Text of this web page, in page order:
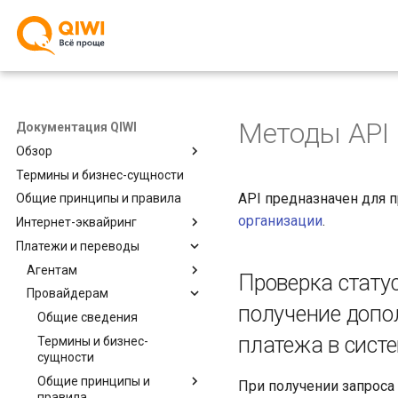
Документация QIWI
Обзор
Общие сведения
Поиск по сайту
Ссылки
Термины и бизнес-сущности
Общие принципы и правила
Интернет-эквайринг
Общие сведения
Термины и бизнес-сущности
Личный кабинет
Общие принципы и
правила
Изменения во
взаимодействии
Тестирование
Оплата с формы QIWI
Платежи и переводы
Агентам
Общие сведения
Термины и бизнес-
сущности
QIWI Защита
Общие сведения
Личный кабинет агента
Провайдерам
Общие сведения
Термины и бизнес-
сущности
Общие принципы и
Методы API
API предназначен для
организации.
Проверка
получение
платежа в
При получении